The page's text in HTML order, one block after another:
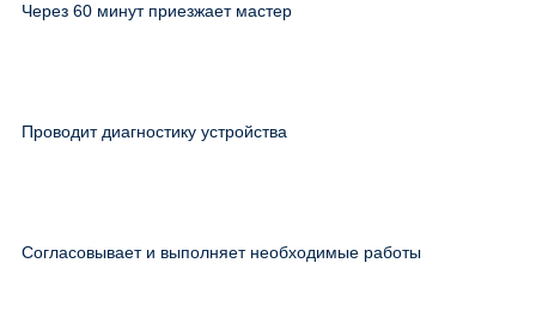
Через 60 минут приезжает мастер
Проводит диагностику устройства
Согласовывает и выполняет необходимые работы